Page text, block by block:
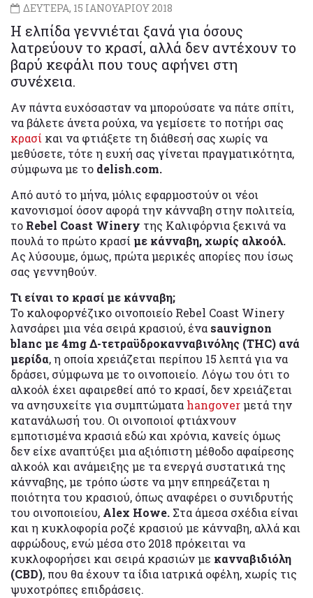
ΔΕΥΤΕΡΑ, 15 ΙΑΝΟΥΑΡΙΟΥ 2018
Η ελπίδα γεννιέται ξανά για όσους
λατρεύουν το κρασί, αλλά δεν αντέχουν το
βαρύ κεφάλι που τους αφήνει στη
συνέχεια.
Αν πάντα ευχόσασταν να μπορούσατε να πάτε σπίτι,
να βάλετε άνετα ρούχα, να γεμίσετε το ποτήρι σας
κρασί και να φτιάξετε τη διάθεσή σας χωρίς να
μεθύσετε, τότε η ευχή σας γίνεται πραγματικότητα,
σύμφωνα με το delish.com.
Από αυτό το μήνα, μόλις εφαρμοστούν οι νέοι
κανονισμοί όσον αφορά την κάνναβη στην πολιτεία,
το Rebel Coast Winery της Καλιφόρνια ξεκινά να
πουλά το πρώτο κρασίμε κάνναβη, χωρίς αλκοόλ.
Ας λύσουμε, όμως, πρώτα μερικές απορίες που ίσως
σας γεννηθούν.
Τι είναι το κρασί με κάνναβη;
Το καλοφορνέζικο οινοποιείο Rebel Coast Winery
λανσάρει μια νέα σειρά κρασιού, ένα sauvignon
blanc με 4mg Δ-τετραϋδροκανναβινόλης (THC) ανά
μερίδα, η οποία χρειάζεται περίπου 15 λεπτά για να
δράσει, σύμφωνα με το οινοποιείο. Λόγω του ότι το
αλκοόλ έχει αφαιρεθεί από το κρασί, δεν χρειάζεται
να ανησυχείτε για συμπτώματα hangoverμετά την
κατανάλωσή του. Οι οινοποιοί φτιάχνουν
εμποτισμένα κρασιά εδώ και χρόνια, κανείς όμως
δεν είχε αναπτύξει μια αξιόπιστη μέθοδο αφαίρεσης
αλκοόλ και ανάμειξης με τα ενεργά συστατικά της
κάνναβης, με τρόπο ώστε να μην επηρεάζεται η
ποιότητα του κρασιού, όπως αναφέρει ο συνιδρυτής
του οινοποιείου, Alex Howe. Στα άμεσα σχέδια είναι
και η κυκλοφορία ροζέ κρασιού με κάνναβη, αλλά και
αφρώδους, ενώ μέσα στο 2018 πρόκειται να
κυκλοφορήσει και σειρά κρασιών με κανναβιδιόλη
(CBD), που θα έχουν τα ίδια ιατρικά οφέλη, χωρίς τις
ψυχοτρόπες επιδράσεις.